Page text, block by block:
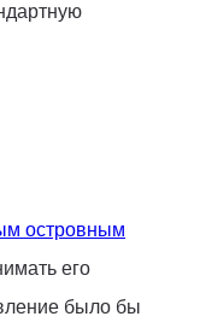
островным
его
было бы